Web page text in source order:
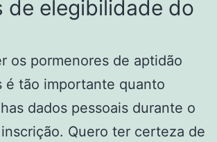
de elegibilidade do
os pormenores de aptidão
é tão importante quanto
dados pessoais durante o
Quero ter certeza de